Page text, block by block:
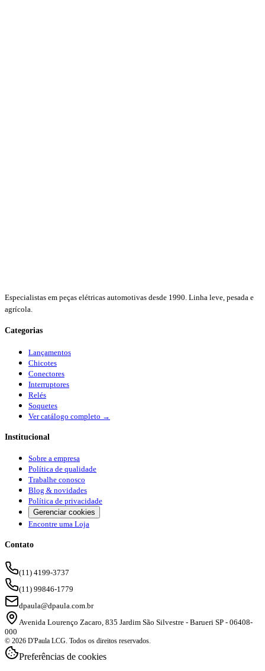
Especialistas em peças elétricas automotivas desde 1990. Linha leve, pesada e
agrícola.
Categorias
Lançamentos
Chicotes
Conectores
Interruptores
Relés
Soquetes
Ver catálogo completo →
Institucional
Sobre a empresa
Política de qualidade
Trabalhe conosco
Blog & novidades
Política de privacidade
Gerenciar cookies
Encontre uma Loja
Contato
(11) 4199-3737
(11) 99846-1779
dpaula@dpaula.com.br
Avenida Lourenço Zacaro, 835 Jardim São Silvestre - Barueri SP - 06408-
000
© 2026 D'Paula LCG. Todos os direitos reservados.
Preferências de cookies